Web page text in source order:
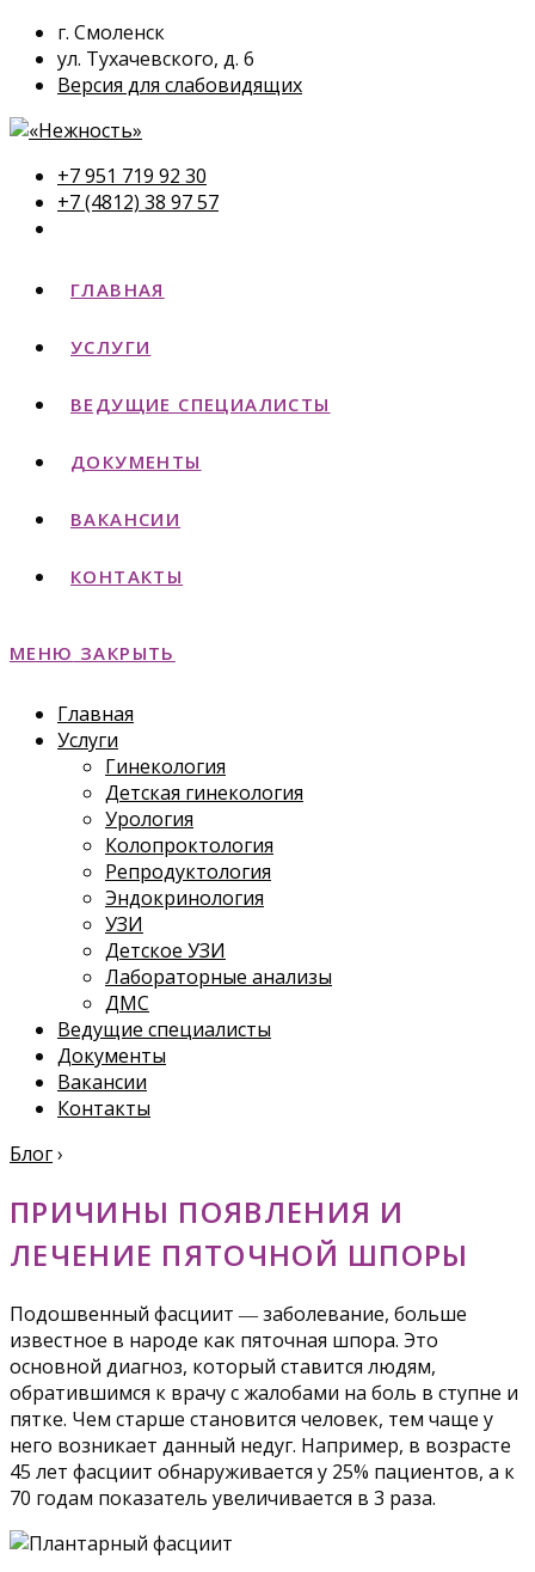
г. Смоленск
ул. Тухачевского, д. 6
Версия для слабовидящих
+7 951 719 92 30
+7 (4812) 38 97 57
ГЛАВНАЯ
УСЛУГИ
ВЕДУЩИЕ СПЕЦИАЛИСТЫ
ДОКУМЕНТЫ
ВАКАНСИИ
КОНТАКТЫ
МЕНЮ ЗАКРЫТЬ
Главная
Услуги
Гинекология
Детская гинекология
Урология
Колопроктология
Репродуктология
Эндокринология
УЗИ
Детское УЗИ
Лабораторные анализы
ДМС
Ведущие специалисты
Документы
Вакансии
Контакты
Блог›
ПРИЧИНЫ ПОЯВЛЕНИЯ И
ЛЕЧЕНИЕ ПЯТОЧНОЙ ШПОРЫ
Подошвенный фасциит ― заболевание, больше
известное в народе как пяточная шпора. Это
основной диагноз, который ставится людям,
обратившимся к врачу с жалобами на боль в ступне и
пятке. Чем старше становится человек, тем чаще у
него возникает данный недуг. Например, в возрасте
45 лет фасциит обнаруживается у 25% пациентов, а к
70 годам показатель увеличивается в 3 раза.